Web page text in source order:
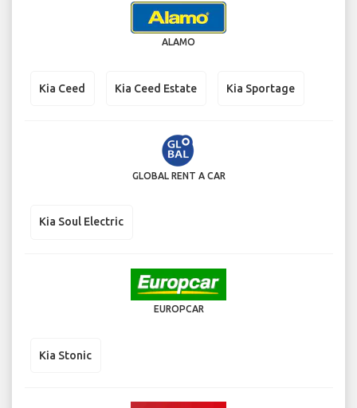
ALAMO
Kia Ceed Kia Ceed Estate Kia Sportage
GLOBAL RENT A CAR
Kia Soul Electric
EUROPCAR
Kia Stonic